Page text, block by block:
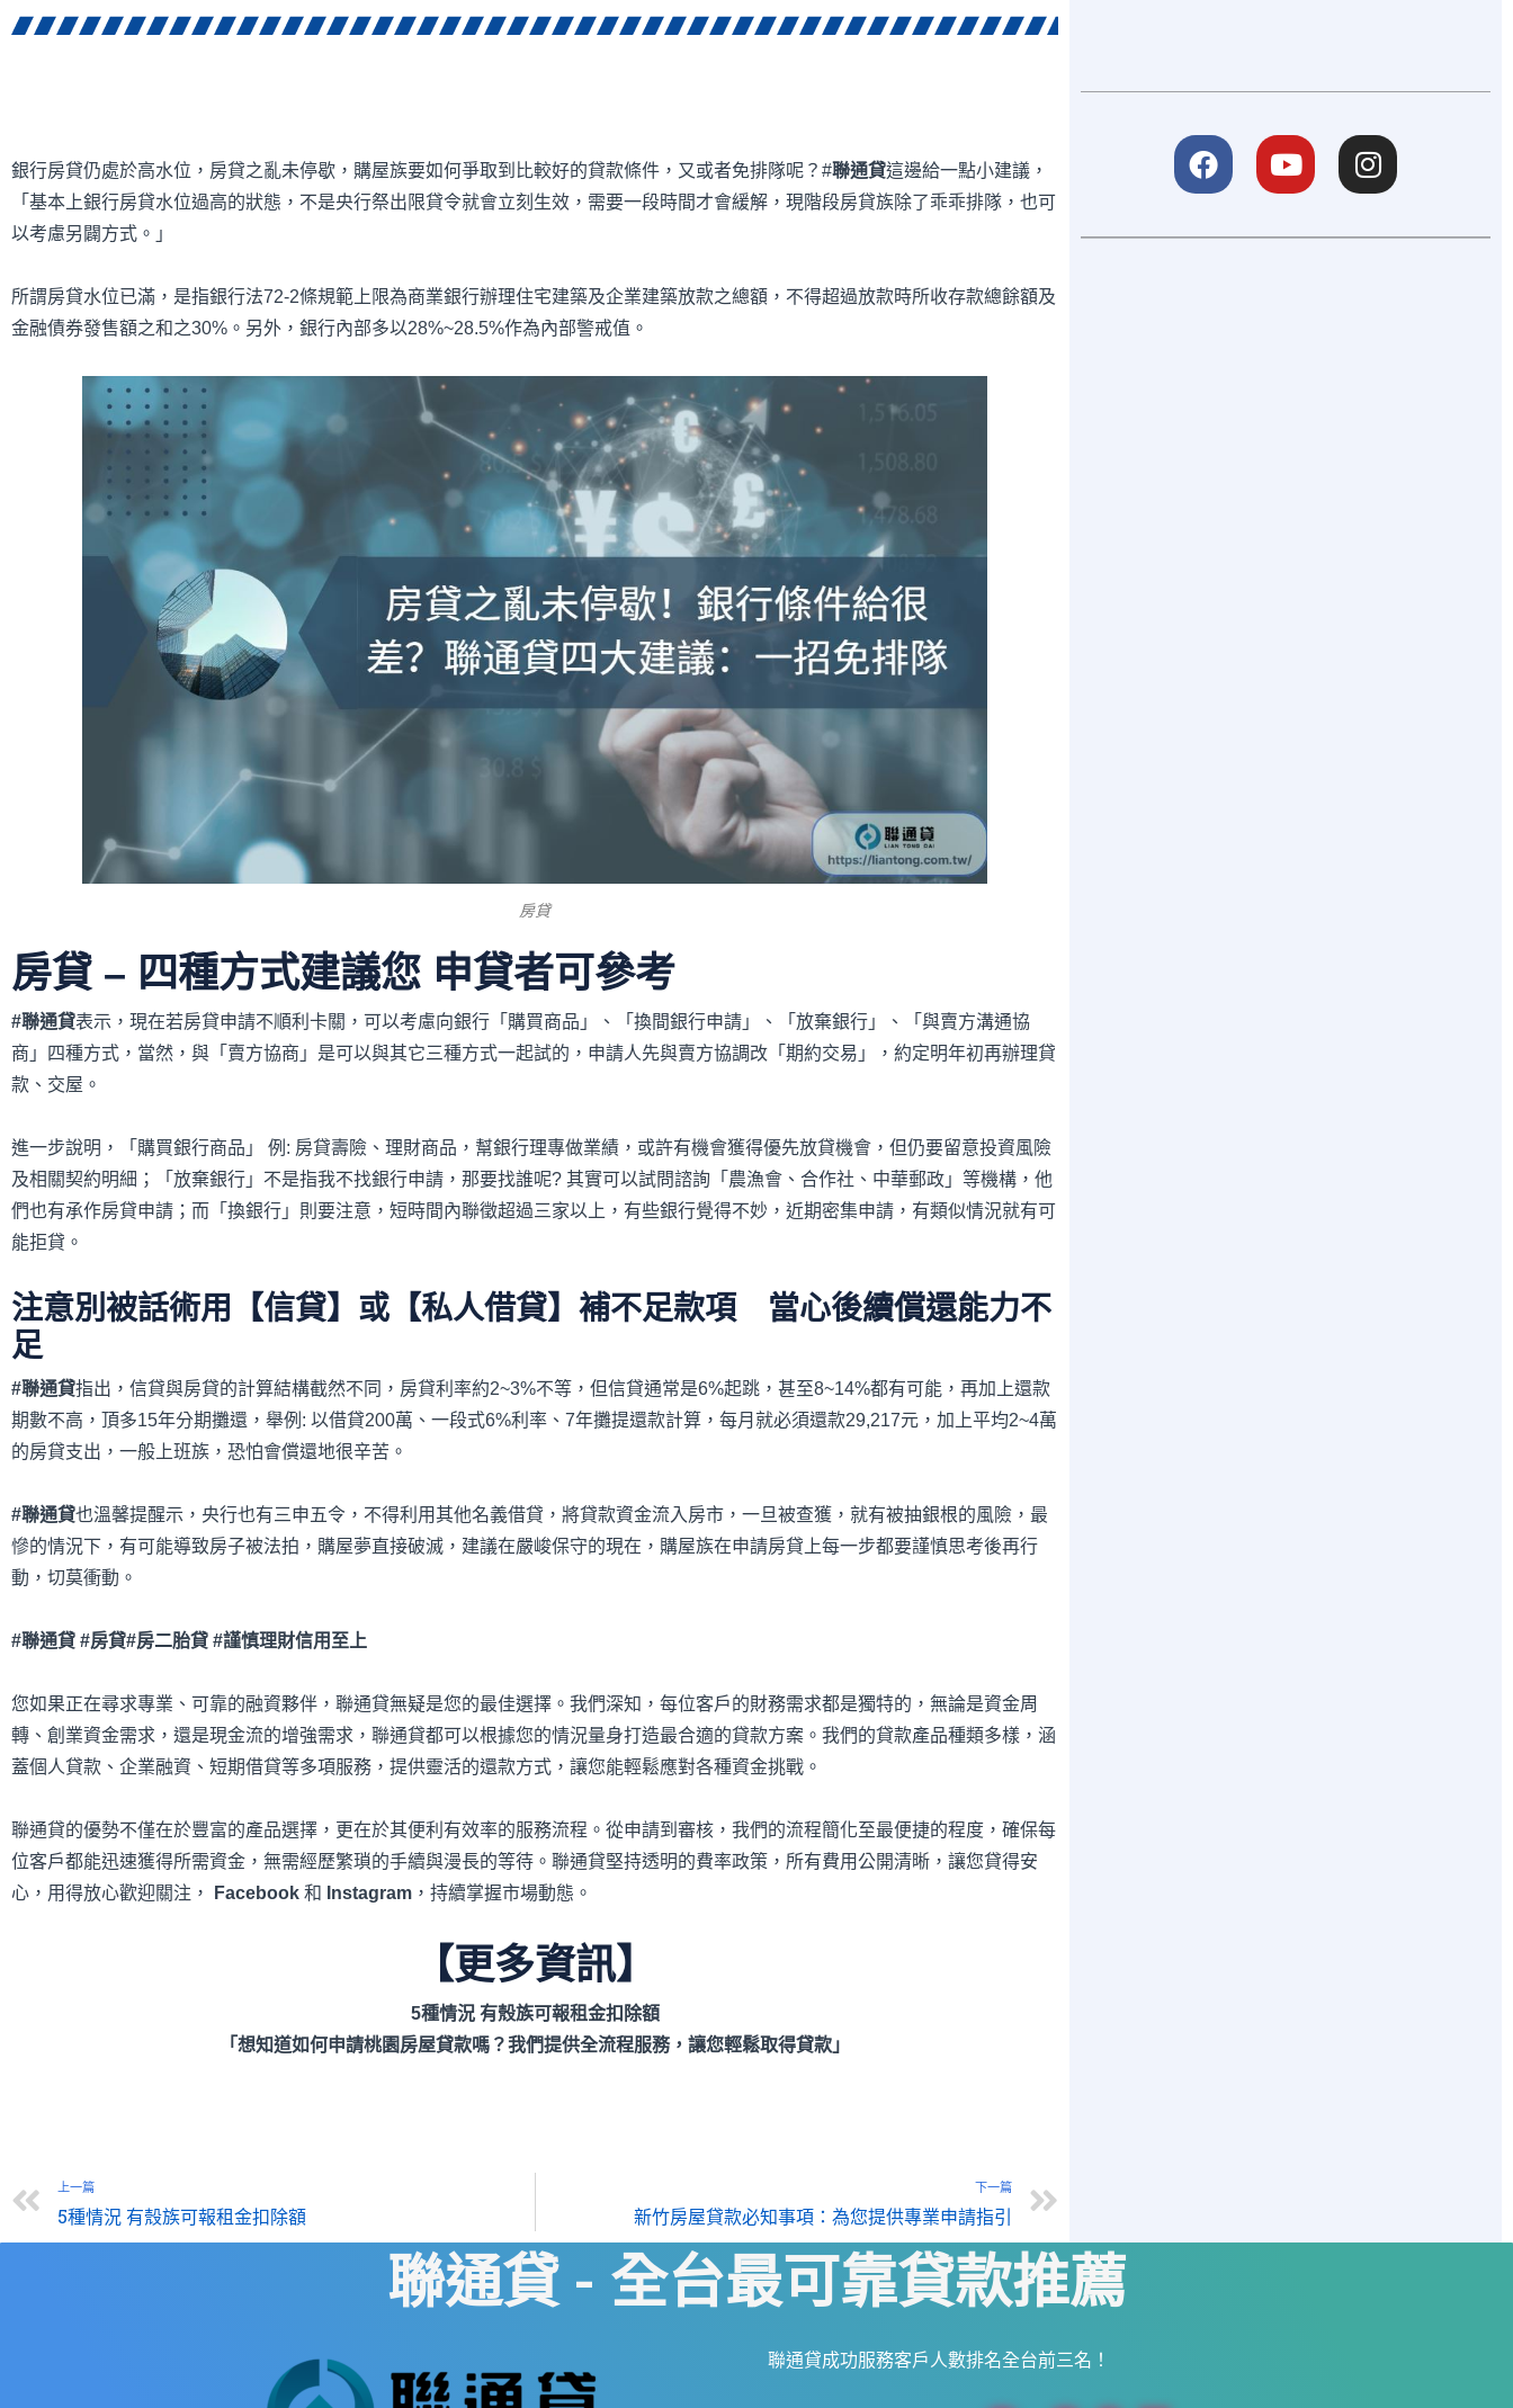
銀行房貸仍處於高水位，房貸之亂未停歇，購屋族要如何爭取到比較好的貸款條件，又或者免排隊呢？#聯通貸這邊給一點小建議，
「基本上銀行房貸水位過高的狀態，不是央行祭出限貸令就會立刻生效，需要一段時間才會緩解，現階段房貸族除了乖乖排隊，也可
以考慮另闢方式。」
所謂房貸水位已滿，是指銀行法72-2條規範上限為商業銀行辦理住宅建築及企業建築放款之總額，不得超過放款時所收存款總餘額及
金融債券發售額之和之30%。另外，銀行內部多以28%~28.5%作為內部警戒值。
房貸
房貸 – 四種方式建議您 申貸者可參考
#聯通貸表示，現在若房貸申請不順利卡關，可以考慮向銀行「購買商品」、「換間銀行申請」、「放棄銀行」、「與賣方溝通協
商」四種方式，當然，與「賣方協商」是可以與其它三種方式一起試的，申請人先與賣方協調改「期約交易」，約定明年初再辦理貸
款、交屋。
進一步說明，「購買銀行商品」 例: 房貸壽險、理財商品，幫銀行理專做業績，或許有機會獲得優先放貸機會，但仍要留意投資風險
及相關契約明細；「放棄銀行」不是指我不找銀行申請，那要找誰呢? 其實可以試問諮詢「農漁會、合作社、中華郵政」等機構，他
們也有承作房貸申請；而「換銀行」則要注意，短時間內聯徵超過三家以上，有些銀行覺得不妙，近期密集申請，有類似情況就有可
能拒貸。
注意別被話術用 【信貸】或【私人借貸】 補不足款項 當心後續償還能力不
足
#聯通貸指出，信貸與房貸的計算結構截然不同，房貸利率約2~3%不等，但信貸通常是6%起跳，甚至8~14%都有可能，再加上還款
期數不高，頂多15年分期攤還，舉例: 以借貸200萬、一段式6%利率、7年攤提還款計算，每月就必須還款29,217元，加上平均2~4萬
的房貸支出，一般上班族，恐怕會償還地很辛苦。
#聯通貸也溫馨提醒示，央行也有三申五令，不得利用其他名義借貸，將貸款資金流入房市，一旦被查獲，就有被抽銀根的風險，最
慘的情況下，有可能導致房子被法拍，購屋夢直接破滅，建議在嚴峻保守的現在，購屋族在申請房貸上每一步都要謹慎思考後再行
動，切莫衝動。
#聯通貸 #房貸#房二胎貸 #謹慎理財信用至上
您如果正在尋求專業、可靠的融資夥伴，聯通貸無疑是您的最佳選擇。我們深知，每位客戶的財務需求都是獨特的，無論是資金周
轉、創業資金需求，還是現金流的增強需求，聯通貸都可以根據您的情況量身打造最合適的貸款方案。我們的貸款產品種類多樣，涵
蓋個人貸款、企業融資、短期借貸等多項服務，提供靈活的還款方式，讓您能輕鬆應對各種資金挑戰。
聯通貸的優勢不僅在於豐富的產品選擇，更在於其便利有效率的服務流程。從申請到審核，我們的流程簡化至最便捷的程度，確保每
位客戶都能迅速獲得所需資金，無需經歷繁瑣的手續與漫長的等待。聯通貸堅持透明的費率政策，所有費用公開清晰，讓您貸得安
心，用得放心歡迎關注，
Facebook 和 Instagram ，持續掌握市場動態。
【更多資訊】
5種情況 有殼族可報租金扣除額
「想知道如何申請桃園房屋貸款嗎？我們提供全流程服務，讓您輕鬆取得貸款」
上一篇
5種情況 有殼族可報租金扣除額
下一篇
新竹房屋貸款必知事項：為您提供專業申請指引
聯通貸 - 全台最可靠貸款推薦
聯通貸成功服務客戶人數排名全台前三名！